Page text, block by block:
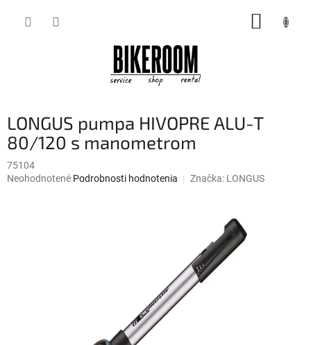
LONGUS pumpa HIVOPRE ALU-T
80/120 s manometrom
75104
Priemerné
Neohodnotené Podrobnosti hodnotenia Značka: LONGUS